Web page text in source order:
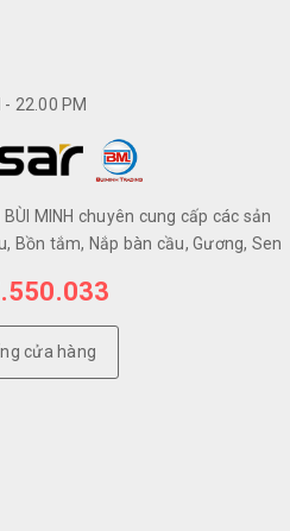
22.00 PM
BÙI MINH chuyên cung cấp các sản
Bồn tắm, Nắp bàn cầu, Gương, Sen
cửa hàng